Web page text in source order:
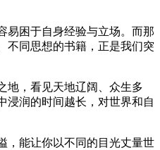
易困于自身经验与立场。而那
不同思想的书籍，正是我们突
地，看见天地辽阔、众生多
浸润的时间越长，对世界和自
，能让你以不同的目光丈量世